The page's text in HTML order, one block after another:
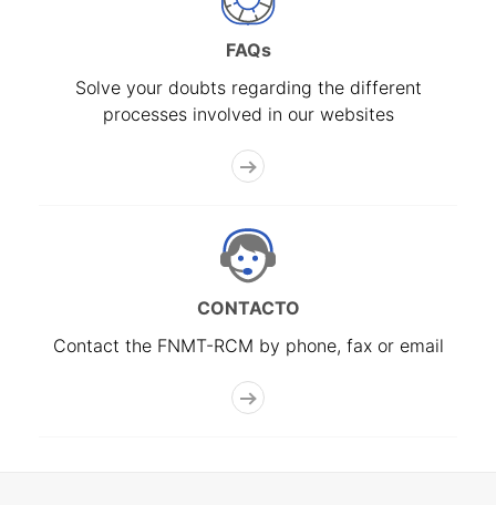
FAQs
Solve your doubts regarding the different
processes involved in our websites
CONTACTO
Contact the FNMT-RCM by phone, fax or email